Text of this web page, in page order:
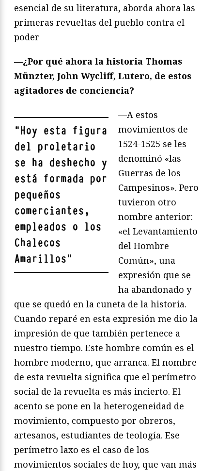
esencial de su literatura, aborda ahora las
primeras revueltas del pueblo contra el
poder
—¿Por qué ahora la historia Thomas
Münzter, John Wycliff, Lutero, de estos
agitadores de conciencia?
"Hoy esta figura
del proletario
se ha deshecho y
está formada por
pequeños
comerciantes,
empleados o los
Chalecos
Amarillos"
—A estos
movimientos de
1524-1525 se les
denominó «las
Guerras de los
Campesinos». Pero
tuvieron otro
nombre anterior:
«el Levantamiento
del Hombre
Común», una
expresión que se
ha abandonado y
que se quedó en la cuneta de la historia.
Cuando reparé en esta expresión me dio la
impresión de que también pertenece a
nuestro tiempo. Este hombre común es el
hombre moderno, que arranca. El nombre
de esta revuelta significa que el perímetro
social de la revuelta es más incierto. El
acento se pone en la heterogeneidad de
movimiento, compuesto por obreros,
artesanos, estudiantes de teología. Ese
perímetro laxo es el caso de los
movimientos sociales de hoy, que van más